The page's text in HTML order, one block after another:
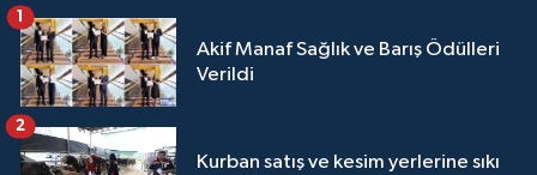
Akif Manaf Sağlık ve Barış Ödülleri
Verildi
1
Kurban satış ve kesim yerlerine sıkı
2